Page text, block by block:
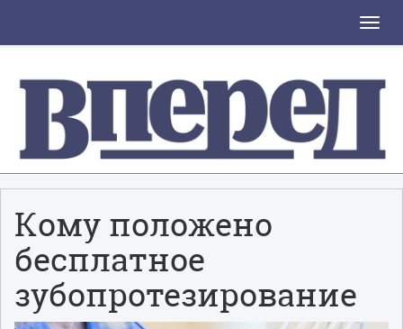
Toggle
Кому положено
бесплатное
зубопротезирование